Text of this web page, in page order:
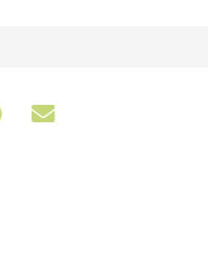
Share on Telegram